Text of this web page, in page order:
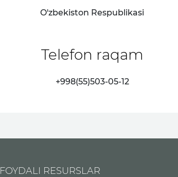
O'zbekiston Respublikasi
Telefon raqam
+998(55)503-05-12
FOYDALI RESURSLAR